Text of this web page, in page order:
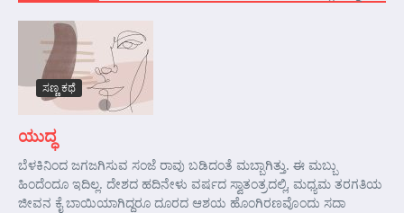
ಸಣ್ಣ ಕಥೆ
ಯುದ್ಧ
ಬೆಳಕಿನಿಂದ ಜಗಜಗಿಸುವ ಸಂಜೆ ರಾವು ಬಡಿದಂತೆ ಮಬ್ಬಾಗಿತ್ತು. ಈ ಮಬ್ಬು
ಹಿಂದೆಂದೂ ಇದಿಲ್ಲ. ದೇಶದ ಹದಿನೇಳು ವರ್ಷದ ಸ್ವಾತಂತ್ರದಲ್ಲಿ, ಮಧ್ಯಮ ತರಗತಿಯ
ಜೀವನ ಕೈ ಬಾಯಿಯಾಗಿದ್ದರೂ ದೂರದ ಆಶಯ ಹೊಂಗಿರಣವೊಂದು ಸದಾ